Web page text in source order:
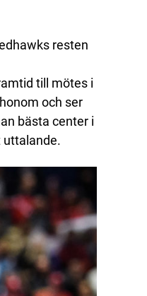
resten
till mötes i
och ser
bästa center i
uttalande.